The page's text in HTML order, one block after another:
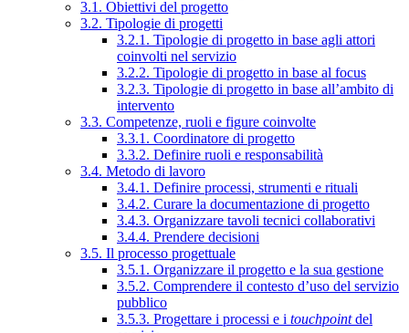
3.1. Obiettivi del progetto
3.2. Tipologie di progetti
3.2.1. Tipologie di progetto in base agli attori
coinvolti nel servizio
3.2.2. Tipologie di progetto in base al focus
3.2.3. Tipologie di progetto in base all’ambito di
intervento
3.3. Competenze, ruoli e figure coinvolte
3.3.1. Coordinatore di progetto
3.3.2. Definire ruoli e responsabilità
3.4. Metodo di lavoro
3.4.1. Definire processi, strumenti e rituali
3.4.2. Curare la documentazione di progetto
3.4.3. Organizzare tavoli tecnici collaborativi
3.4.4. Prendere decisioni
3.5. Il processo progettuale
3.5.1. Organizzare il progetto e la sua gestione
3.5.2. Comprendere il contesto d’uso del servizio
pubblico
3.5.3. Progettare i processi e i touchpointdel